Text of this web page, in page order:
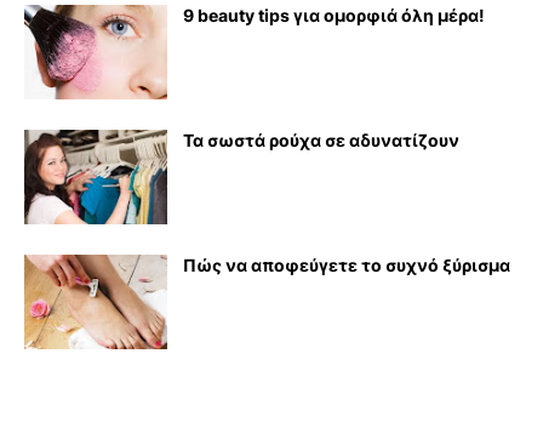
9 beauty tips για ομορφιά όλη μέρα!
Τα σωστά ρούχα σε αδυνατίζουν
Πώς να αποφεύγετε το συχνό ξύρισμα